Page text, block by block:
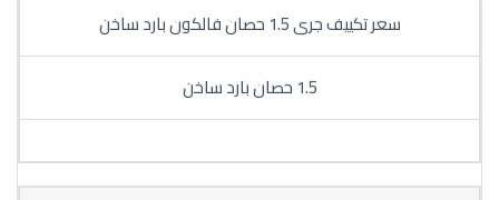
سعر تكييف جرى 1.5 حصان فالكون بارد ساخن
1.5 حصان بارد ساخن